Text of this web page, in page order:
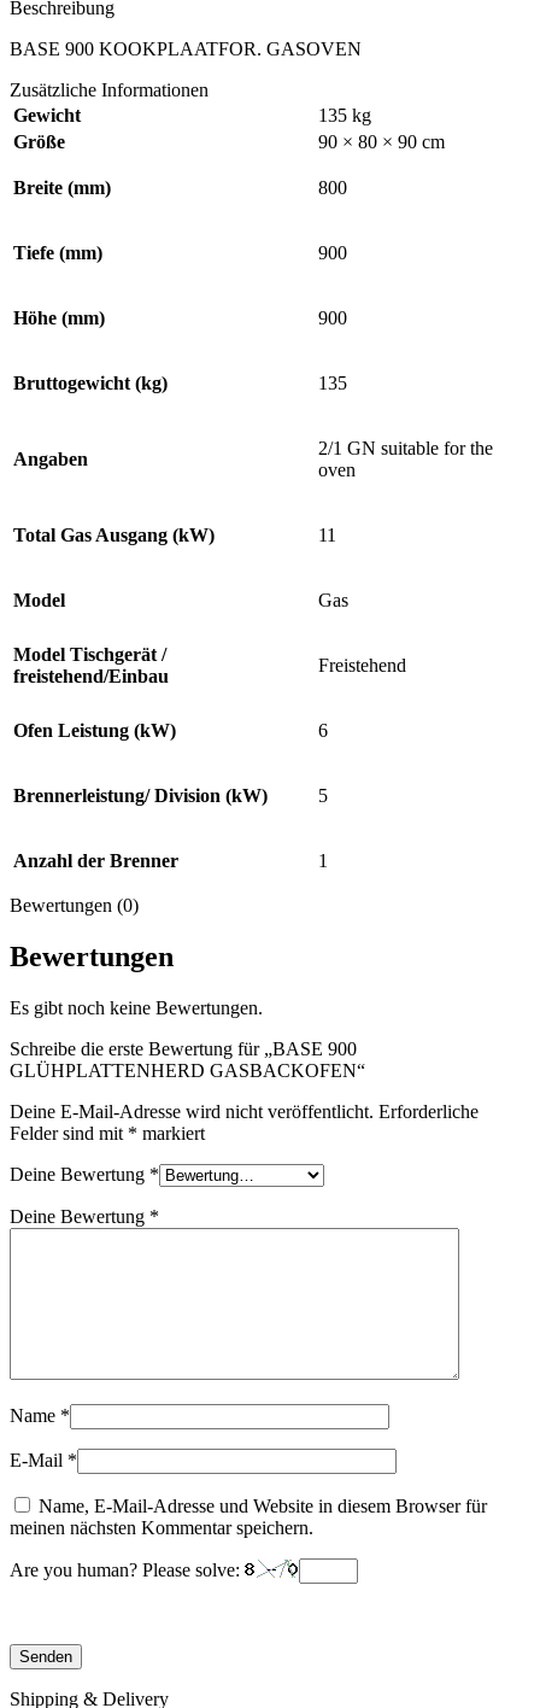
Beschreibung
BASE 900 KOOKPLAATFOR. GASOVEN
Zusätzliche Informationen
Gewicht
135 kg
Größe
90 × 80 × 90 cm
Breite (mm) 800
Tiefe (mm) 900
Höhe (mm) 900
Bruttogewicht (kg) 135
Angaben
2/1 GN suitable for the
oven
Total Gas Ausgang (kW) 11
Model Gas
Model Tischgerät /
freistehend/Einbau
Freistehend
Ofen Leistung (kW) 6
Brennerleistung/ Division (kW) 5
Anzahl der Brenner 1
Bewertungen (0)
Bewertungen
Es gibt noch keine Bewertungen.
Schreibe die erste Bewertung für „BASE 900
GLÜHPLATTENHERD GASBACKOFEN“
Deine E-Mail-Adresse wird nicht veröffentlicht. Erforderliche
Felder sind mit * markiert
Deine Bewertung *
Deine Bewertung *
Name *
E-Mail *
Name, E-Mail-Adresse und Website in diesem Browser für
meinen nächsten Kommentar speichern.
Are you human? Please solve:
Shipping & Delivery